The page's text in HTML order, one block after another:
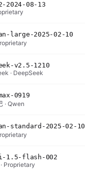
2024-08-13
large-2025-02-10
v2.5-1210
· DeepSeek
0919
· Qwen
standard-2025-02-10
1.5-flash-002
Proprietary